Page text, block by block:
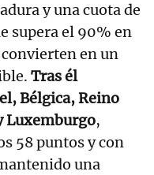
y una cuota de
supera el 90% en
en un
Tras él
Bélgica, Reino
Luxemburgo,
58 puntos y con
una